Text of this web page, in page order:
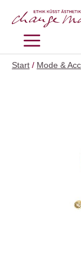
Inhalt
MENÜ
Start / Mode &